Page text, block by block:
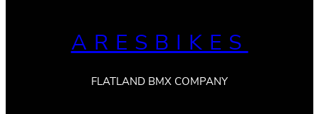
ARESBIKES
FLATLAND BMX COMPANY